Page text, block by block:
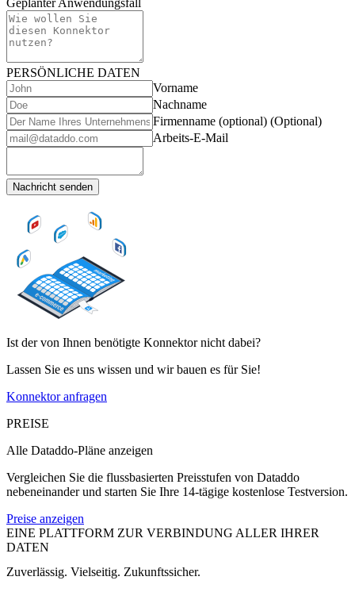
PERSÖNLICHE DATEN
Vorname
Nachname
Firmenname (optional) (Optional)
Arbeits-E-Mail
Nachricht senden
Ist der von Ihnen benötigte Konnektor nicht dabei?
Lassen Sie es uns wissen und wir bauen es für Sie!
Konnektor anfragen
PREISE
Alle Dataddo-Pläne anzeigen
Vergleichen Sie die flussbasierten Preisstufen von Dataddo
nebeneinander und starten Sie Ihre 14-tägige kostenlose Testversion.
Preise anzeigen
EINE PLATTFORM ZUR VERBINDUNG ALLER IHRER
DATEN
Zuverlässig. Vielseitig. Zukunftssicher.